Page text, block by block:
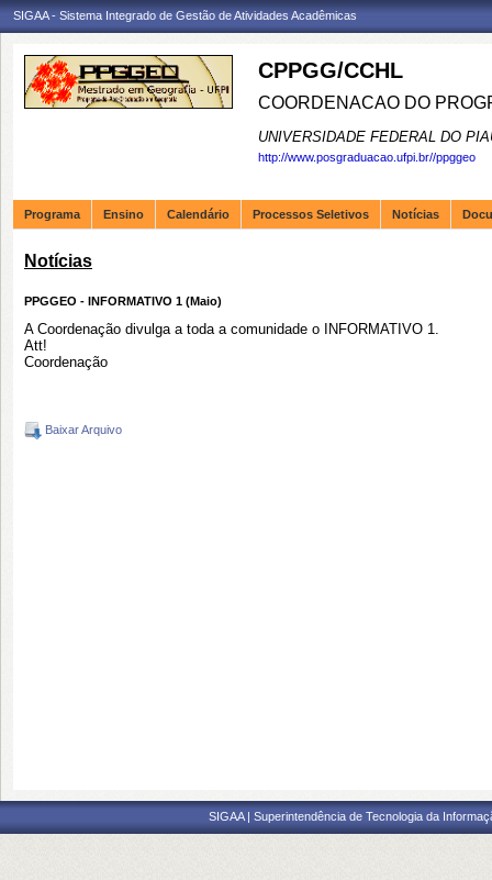
SIGAA - Sistema Integrado de Gestão de Atividades Acadêmicas
CPPGG/CCHL
COORDENACAO DO
UNIVERSIDADE FEDERAL DO
http://www.posgraduacao.ufpi.br//ppggeo
Programa Ensino Calendário Processos Seletivos Notícias
Notícias
PPGGEO - INFORMATIVO 1 (Maio)
A Coordenação divulga a toda a comunidade o INFORMATIVO 1.
Att!
Coordenação
Baixar Arquivo
SIGAA | Superintendência de Tecnologia da